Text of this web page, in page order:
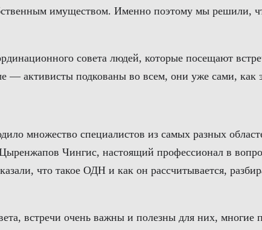
имуществом. Именно поэтому мы решили,
совета людей, которые посещают
— активисты подкованы во всем, они уже сами, как
множество специалистов из самых разных
Чингис, настоящий профессионал в
что такое ОДН и как он рассчитывается,
встречи очень важны и полезны для них, многие